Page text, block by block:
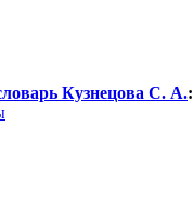
Кузнецова С. А.: